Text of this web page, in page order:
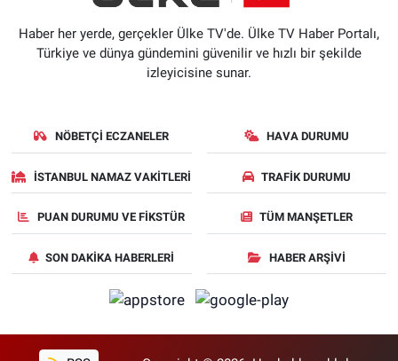
Haber her yerde, gerçekler Ülke TV'de. Ülke TV Haber Portalı,
Türkiye ve dünya gündemini güvenilir ve hızlı bir şekilde
izleyicisine sunar.
NÖBETÇI ECZANELER HAVA DURUMU
İSTANBUL NAMAZ VAKITLERI TRAFIK DURUMU
PUAN DURUMU VE FIKSTÜR TÜM MANŞETLER
SON DAKIKA HABERLERI HABER ARŞIVI